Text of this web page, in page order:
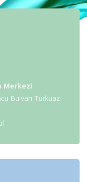
Merkezi
Bulvarı Turkuaz